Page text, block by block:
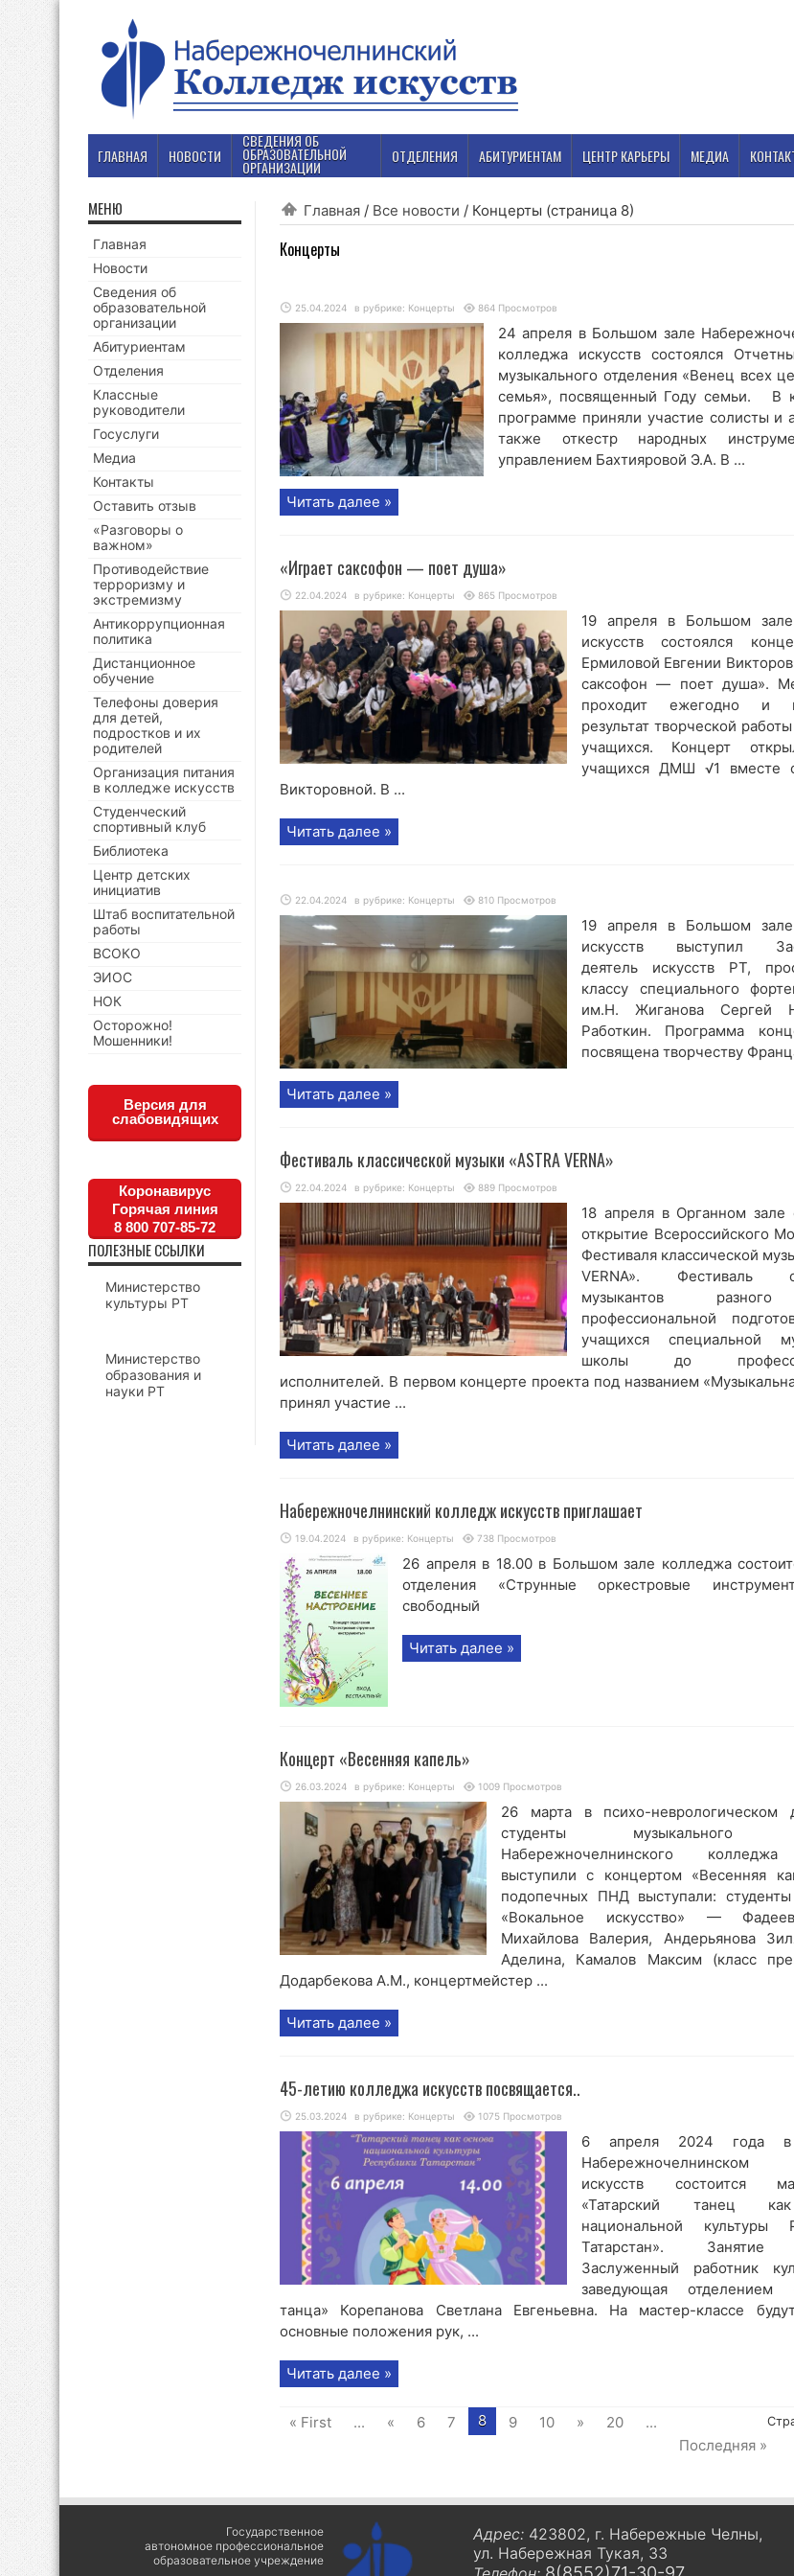
ГЛАВНАЯ НОВОСТИ
СВЕДЕНИЯ ОБ
ОБРАЗОВАТЕЛЬНОЙ
ОРГАНИЗАЦИИ
ОТДЕЛЕНИЯ АБИТУРИЕНТАМ ЦЕНТР КАРЬЕРЫ МЕДИА
Главная / Все новости / Концерты (страница 8)
Концерты
25.04.2024 в рубрике: Концерты 864 Просмотров
24 апреля в Большом зале
колледжа искусств состоялся
музыкального отделения «Венец всех
семья», посвященный Году семьи. В
программе приняли участие солисты и
также откестр народных
управлением Бахтияровой Э.А. В ...
Читать далее »
«Играет саксофон — поет душа»
22.04.2024 в рубрике: Концерты 865 Просмотров
19 апреля в Большом
искусств состоялся
Ермиловой Евгении
саксофон — поет душа».
проходит ежегодно и
результат творческой
учащихся. Концерт
учащихся ДМШ √1 вместе
Викторовной. В ...
Читать далее »
22.04.2024 в рубрике: Концерты 810 Просмотров
19 апреля в Большом
искусств выступил
деятель искусств РТ,
классу специального
им.Н. Жиганова Сергей
Работкин. Программа
посвящена творчеству
Читать далее »
Фестиваль классической музыки «ASTRA VERNA»
22.04.2024 в рубрике: Концерты 889 Просмотров
18 апреля в Органном зале
открытие Всероссийского
Фестиваля классической
VERNA». Фестиваль
музыкантов
профессиональной
учащихся специальной
школы до
исполнителей. В первом концерте проекта под названием
принял участие ...
Читать далее »
Набережночелнинский колледж искусств приглашает
19.04.2024 в рубрике: Концерты 738 Просмотров
26 апреля в 18.00 в Большом зале колледжа
отделения «Струнные оркестровые
свободный
Читать далее »
Концерт «Весенняя капель»
26.03.2024 в рубрике: Концерты 1009 Просмотров
26 марта в психо-неврологическом
студенты музыкального
Набережночелнинского колледжа
выступили с концертом «Весенняя
подопечных ПНД выступали: студенты
«Вокальное искусство» —
Михайлова Валерия, Андерьянова
Аделина, Камалов Максим (класс
Додарбекова А.М., концертмейстер ...
Читать далее »
45-летию колледжа искусств посвящается..
25.03.2024 в рубрике: Концерты 1075 Просмотров
6 апреля 2024 года
Набережночелнинском
искусств состоится
«Татарский танец
национальной культуры
Татарстан». Занятие
Заслуженный работник
заведующая отделением
танца» Корепанова Светлана Евгеньевна. На мастер-классе
основные положения рук, ...
Читать далее »
« First ... « 6 7 8 9 10 » 20
...
Последняя »
МЕНЮ
Главная
Новости
Сведения об
образовательной
организации
Абитуриентам
Отделения
Классные
руководители
Госуслуги
Медиа
Контакты
Оставить отзыв
«Разговоры о
важном»
Противодействие
терроризму и
экстремизму
Антикоррупционная
политика
Дистанционное
обучение
Телефоны доверия
для детей,
подростков и их
родителей
Организация питания
в колледже искусств
Студенческий
спортивный клуб
Библиотека
Центр детских
инициатив
Штаб воспитательной
работы
ВСОКО
ЭИОС
НОК
Осторожно!
Мошенники!
Версия для
слабовидящих
Коронавирус
Горячая линия
8 800 707-85-72
ПОЛЕЗНЫЕ ССЫЛКИ
Министерство
культуры РТ
Министерство
образования и
науки РТ
Государственное
автономное профессиональное
образовательное учреждение
Адрес: 423802, г. Набережные Челны,
ул. Набережная Тукая, 33